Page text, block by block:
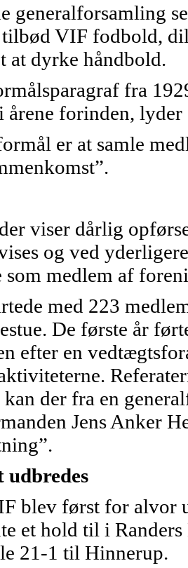
generalforsamling
VIF fodbold,
at dyrke håndbold.
fra
årene forinden,
er at samle
viser dårlig
og ved
medlem af
med 223
De første år
efter en
kan der fra en
Jens Anker
udbredes
blev først for alvor
et hold til i
21-1 til Hinnerup.